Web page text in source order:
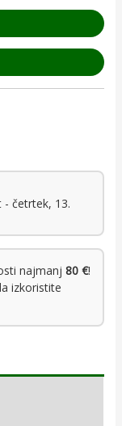
- četrtek, 13.
najmanj 80 €!
izkoristite